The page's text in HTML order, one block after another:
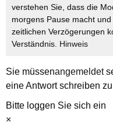
verstehen Sie, dass die
morgens Pause macht
zeitlichen Verzögerungen
Verständnis. Hinweis
Sie müssenangemeldet
eine Antwort schreiben
Bitte loggen Sie sich ein
×